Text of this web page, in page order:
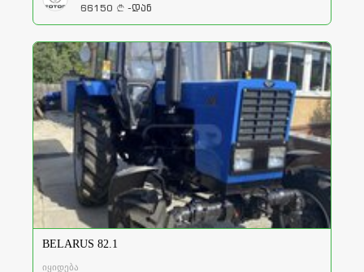
66150 a -დან
BELARUS 82.1
იყიდება